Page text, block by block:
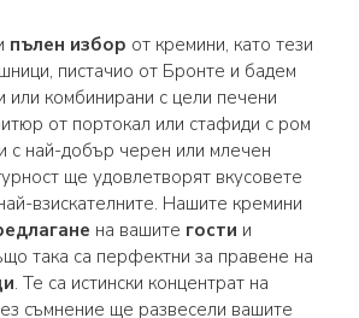
пълен избор от кремини, като тези
пистачио от Бронте и бадем
или комбинирани с цели печени
от портокал или стафиди с ром
с най-добър черен или млечен
ще удовлетворят вкусовете
взискателните. Нашите кремини
на вашите гости и
така са перфектни за правене на
. Те са истински концентрат на
съмнение ще развесели вашите